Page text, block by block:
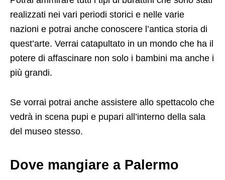
realizzati nei vari periodi storici e nelle varie
nazioni e potrai anche conoscere l’antica storia di
quest’arte. Verrai catapultato in un mondo che ha il
potere di affascinare non solo i bambini ma anche i
più grandi.
Se vorrai potrai anche assistere allo spettacolo che
vedrà in scena pupi e pupari all’interno della sala
del museo stesso.
Dove mangiare a Palermo